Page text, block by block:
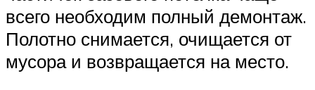
всего необходим полный демонтаж.
Полотно снимается, очищается от
мусора и возвращается на место.